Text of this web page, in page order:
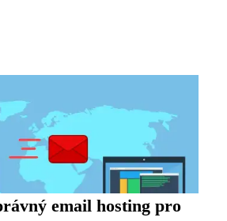
email hosting pro